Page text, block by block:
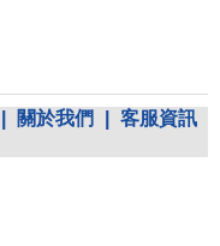
關於我們
客服資訊